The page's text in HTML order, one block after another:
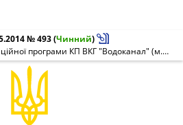
№ 493(Чинний)
Про схвалення Інвестиційної програми КП ВКГ "Водоканал" (м. Старокостянтинів) на 2014 рік